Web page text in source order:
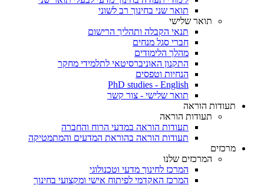
תואר שני בחינוך רב לשוני
תואר שלישי
תנאי הקבלה ותהליך הרישום
חברי סגל מנחים
מהלך הלימודים
התקנון האוניברסיטאי לתלמידי מחקר
הנחיות וטפסים
PhD studies - English
תואר שלישי - צור קשר
תעודות הוראה
תעודות הוראה
תעודות הוראה במדעי הרוח והחברה
תעודות הוראה בהוראת המדעים והמתמטיקה
מרכזים
המרכזים שלנו
המרכז לחינוך מדעי וטכנולוגי
המרכז האקדמי לפיתוח אישי ומקצועי בחינוך